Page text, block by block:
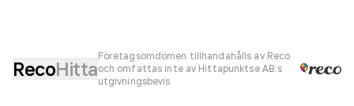
RecoHitta
Företagsomdömen tillhandahålls av Reco
och omfattas inte av Hittapunktse AB:s
utgivningsbevis